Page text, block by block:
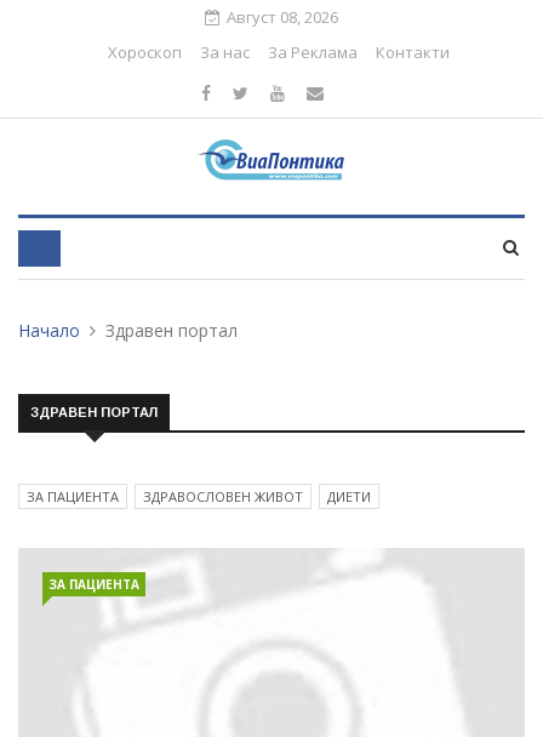
Август 08, 2026
Хороскоп
За нас За Реклама Контакти
Начало Здравен портал
ЗДРАВЕН ПОРТАЛ
ЗА ПАЦИЕНТА ЗДРАВОСЛОВЕН ЖИВОТ ДИЕТИ
ЗА ПАЦИЕНТА